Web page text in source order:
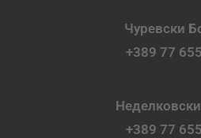
Чуревски
+389 77
Неделковски
+389 77